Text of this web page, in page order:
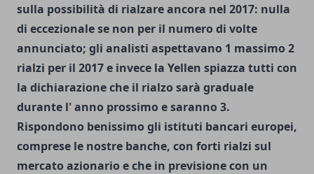
sulla possibilità di rialzare ancora nel 2017: nulla
di eccezionale se non per il numero di volte
annunciato; gli analisti aspettavano 1 massimo 2
rialzi per il 2017 e invece la Yellen spiazza tutti con
la dichiarazione che il rialzo sarà graduale
durante l' anno prossimo e saranno 3.
Rispondono benissimo gli istituti bancari europei,
comprese le nostre banche, con forti rialzi sul
mercato azionario e che in previsione con un